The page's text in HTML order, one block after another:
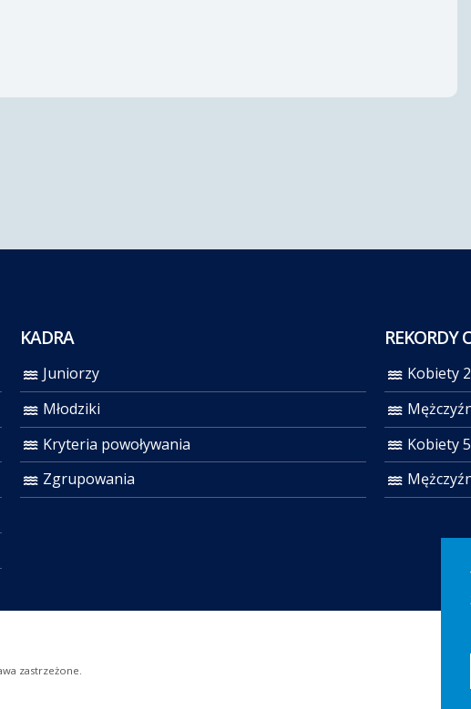
KADRA
Juniorzy
Młodziki
Kryteria powoływania
Zgrupowania
REKORDY
Kobiety
Kobiety
zastrzeżone.